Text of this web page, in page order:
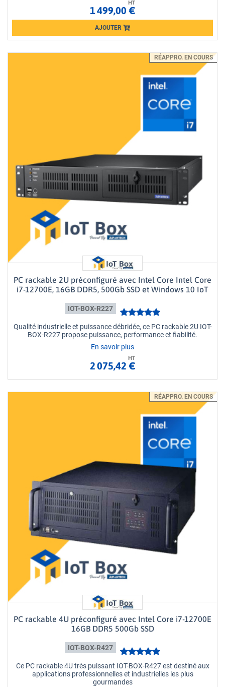
HT
1 499,00 €
AJOUTER
Loading...
RÉAPPRO. EN COURS
PC rackable 2U préconfiguré avec Intel Core Intel Core
i7-12700E, 16GB DDR5, 500Gb SSD et Windows 10 IoT
IOT-BOX-R227
Qualité industrielle et puissance débridée, ce PC rackable 2U IOT-
BOX-R227 propose puissance, performance et fiabilité.
En savoir plus
HT
2 075,42 €
RÉAPPRO. EN COURS
PC rackable 4U préconfiguré avec Intel Core i7-12700E
16GB DDR5 500Gb SSD
IOT-BOX-R427
Ce PC rackable 4U très puissant IOT-BOX-R427 est destiné aux
applications professionnelles et industrielles les plus
gourmandes